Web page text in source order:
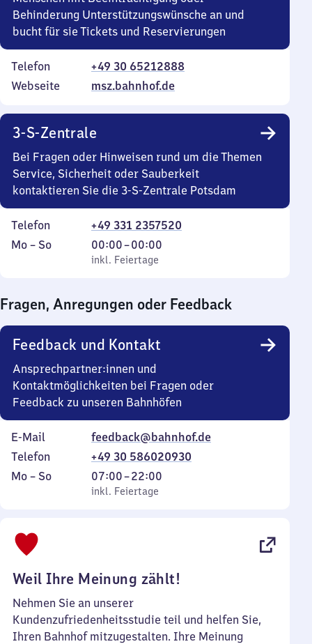
Behinderung Unterstützungswünsche an und
bucht für sie Tickets und Reservierungen
Telefon
+49 30 65212888
Webseite
msz.bahnhof.de
3-S-Zentrale
Bei Fragen oder Hinweisen rund um die Themen
Service, Sicherheit oder Sauberkeit
kontaktieren Sie die 3-S-Zentrale Potsdam
Telefon
+49 331 2357520
Montag
Mo – So,
inkl. Feiertage
00:00–00:00
Von
0
0
Uhr
inkl. Feiertage
Fragen, Anregungen oder Feedback
Feedback und Kontakt
Ansprechpartner:innen und
Kontaktmöglichkeiten bei Fragen oder
Feedback zu unseren Bahnhöfen
E-Mail
feedback@bahnhof.de
Telefon
+49 30 586020930
Montag
Mo – So,
inkl. Feiertage
07:00–22:00
Von
7
inkl. Feiertage
Weil Ihre Meinung zählt!
Nehmen Sie an unserer
Kundenzufriedenheitsstudie teil und helfen Sie,
Ihren Bahnhof mitzugestalten. Ihre Meinung